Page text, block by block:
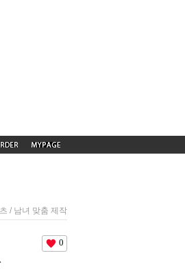
/ 남녀 맞춤 제작
0